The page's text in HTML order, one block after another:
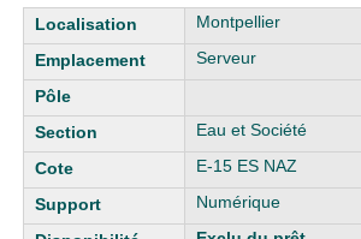
Liste des exemplaires
Montpellier
Serveur
Eau et Société
E-15 ES NAZ
Numérique